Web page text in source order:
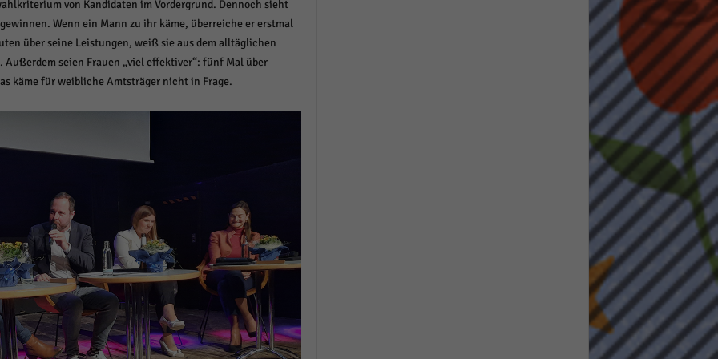
von Kandidaten im Vordergrund. Dennoch sieht
Wenn ein Mann zu ihr käme, überreiche er erstmal
über seine Leistungen, weiß sie aus dem alltäglichen
seien Frauen „viel effektiver“: fünf Mal über
käme für weibliche Amtsträger nicht in Frage.